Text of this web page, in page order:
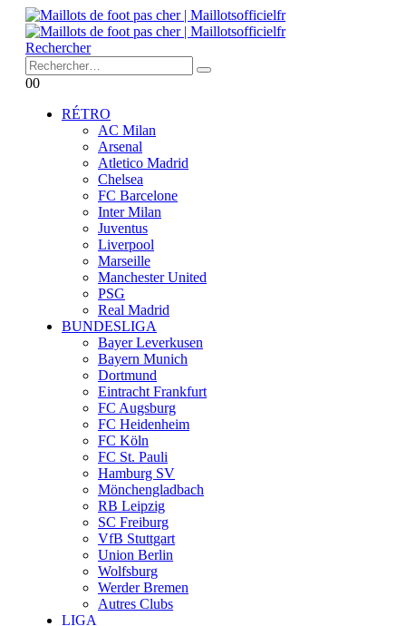
Rechercher
00
RÉTRO
AC Milan
Arsenal
Atletico Madrid
Chelsea
FC Barcelone
Inter Milan
Juventus
Liverpool
Marseille
Manchester United
PSG
Real Madrid
BUNDESLIGA
Bayer Leverkusen
Bayern Munich
Dortmund
Eintracht Frankfurt
FC Augsburg
FC Heidenheim
FC Köln
FC St. Pauli
Hamburg SV
Mönchengladbach
RB Leipzig
SC Freiburg
VfB Stuttgart
Union Berlin
Wolfsburg
Werder Bremen
Autres Clubs
LIGA